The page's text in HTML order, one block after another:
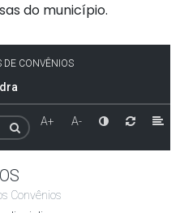
do município.